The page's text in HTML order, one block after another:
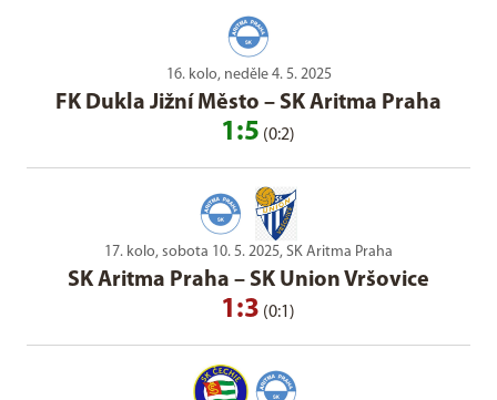
16. kolo, neděle 4. 5. 2025
FK Dukla Jižní Město – SK Aritma Praha
1:5 (0:2)
17. kolo, sobota 10. 5. 2025, SK Aritma Praha
SK Aritma Praha – SK Union Vršovice
1:3 (0:1)